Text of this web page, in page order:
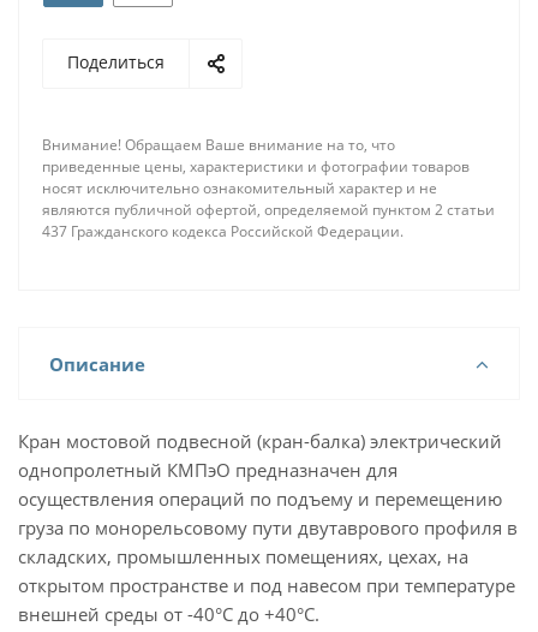
Поделиться
Внимание! Обращаем Ваше внимание на то, что
приведенные цены, характеристики и фотографии товаров
носят исключительно ознакомительный характер и не
являются публичной офертой, определяемой пунктом 2 статьи
437 Гражданского кодекса Российской Федерации.
Описание
Кран мостовой подвесной (кран-балка) электрический
однопролетный КМПэО предназначен для
осуществления операций по подъему и перемещению
груза по монорельсовому пути двутаврового профиля в
складских, промышленных помещениях, цехах, на
открытом пространстве и под навесом при температуре
внешней среды от -40°С до +40°С.